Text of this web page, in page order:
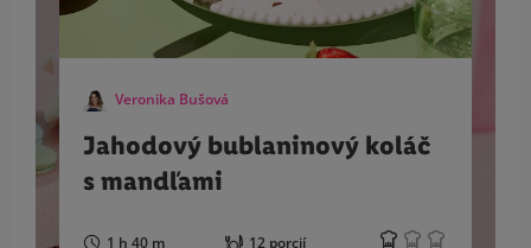
Veronika Bušová
Jahodový bublaninový koláč
s mandľami
1 h 40 m 12 porcií